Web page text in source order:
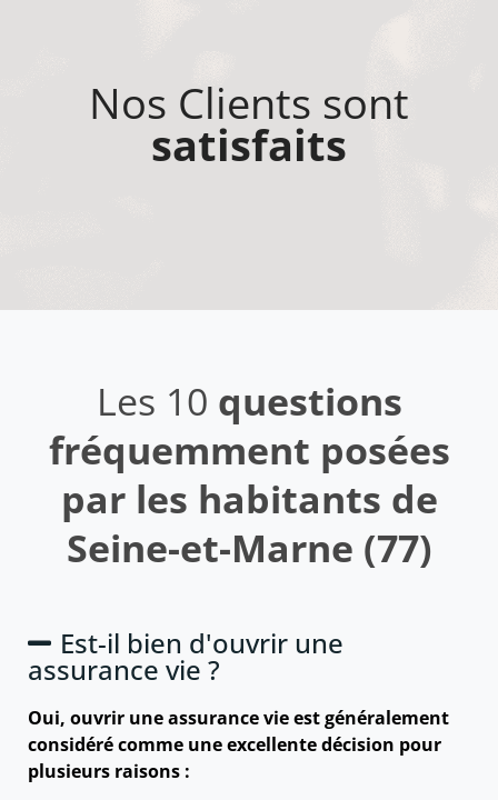
Nos Clients sont
satisfaits
Les 10 questions
fréquemment posées
par les habitants de
Seine-et-Marne (77)
Est-il bien d'ouvrir une
assurance vie ?
Oui, ouvrir une assurance vie est généralement
considéré comme une excellente décision pour
plusieurs raisons :